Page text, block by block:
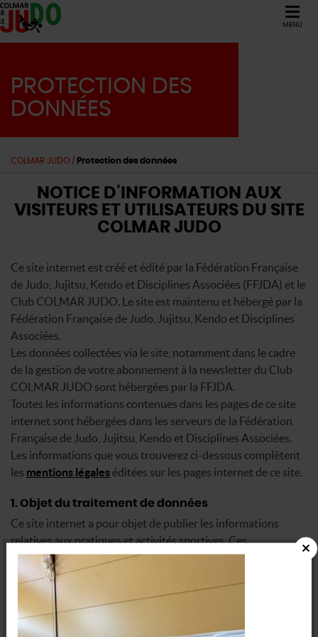
MENU
PROTECTION DES
DONNÉES
COLMAR JUDO / Protection des données
NOTICE D’INFORMATION AUX
VISITEURS ET UTILISATEURS DU SITE
COLMAR JUDO
Ce site internet est créé et édité par la Fédération Française
de Judo, Jujitsu, Kendo et Disciplines Associées (FFJDA) et le
Club COLMAR JUDO. Le site est maintenu et hébergé par la
Fédération Française de Judo, Jujitsu, Kendo et Disciplines
Associées.
Les données collectées via le site, notamment dans le cadre
de la gestion de votre abonnement à la newsletter du Club
COLMAR JUDO sont hébergées par la FFJDA.
Toutes les informations contenues dans les pages de ce site
internet sont hébergées dans les serveurs de la Fédération
Française de Judo, Jujitsu, Kendo et Disciplines Associées.
Les informations que vous trouverez ci-dessous complètent
les mentions légales éditées sur les pages internet de ce site.
1. Objet du traitement de données
Ce site internet a pour objet de publier les informations
relatives aux pratiques et activités sportives. Ces
informations sont transmises par la Fédération Française de
Judo, Jujitsu, Kendo et Disciplines Associées ou le Club
COLMAR JUDO. Chacun porte la responsabilité de sa
publication.
Les noms et prénoms de participants à une compétition